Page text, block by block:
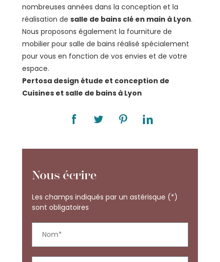
nombreuses années dans la conception et la
réalisation de salle de bains clé en main à Lyon.
Nous proposons également la fourniture de
mobilier pour salle de bains réalisé spécialement
pour vous en fonction de vos envies et de votre
espace.
Pertosa design étude et conception de
Cuisines et salle de bains à Lyon
Nous écrire
Les champs indiqués par un astérisque (*)
sont obligatoires